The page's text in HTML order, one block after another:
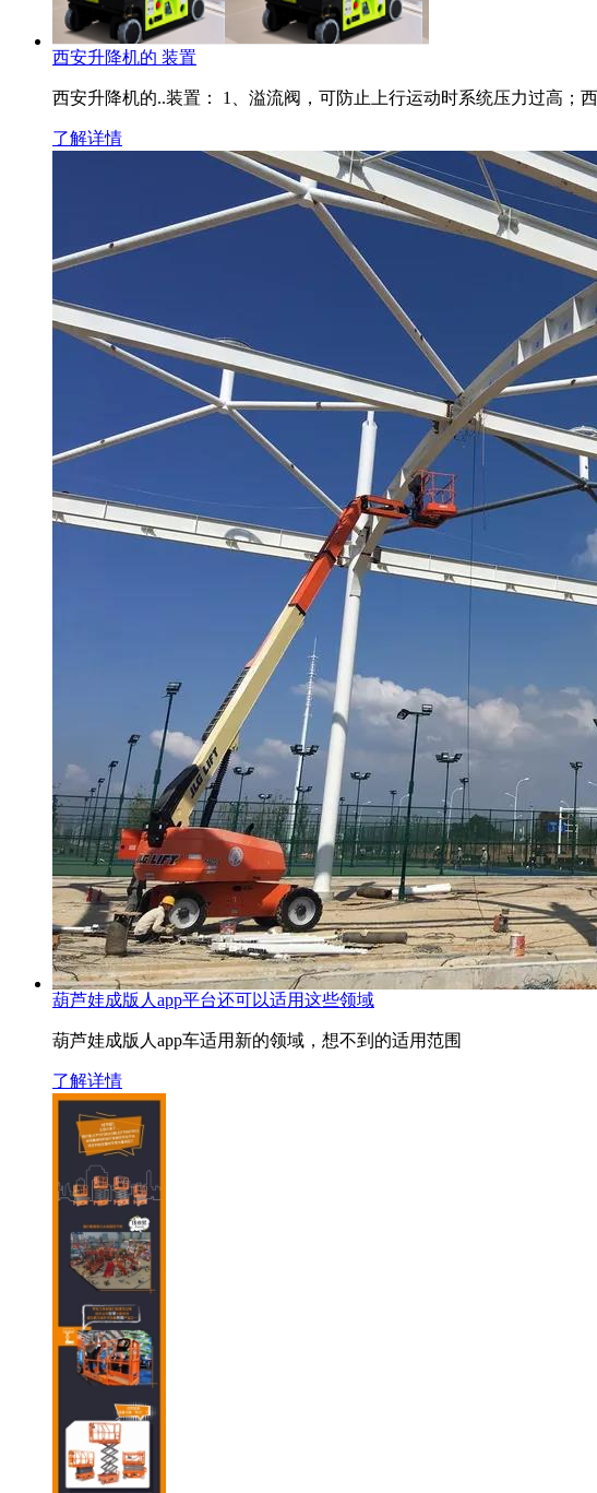
西安升降机的 装置
西安升降机的..装置： 1、溢流阀，可防止上行运动时系统压力过高
了解详情
葫芦娃成版人app平台还可以适用这些领域
葫芦娃成版人app车适用新的领域，想不到的适用范围
了解详情